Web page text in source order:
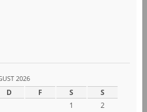
2026
D F S S
1
2